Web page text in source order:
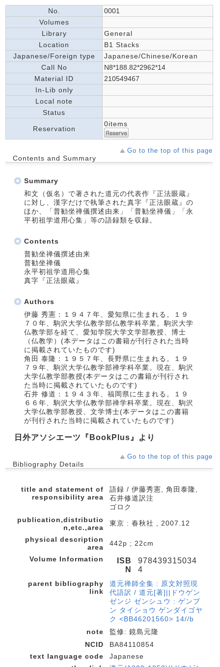
No.
0001
Volumes
Library
General
Location
B1 Stacks
Japanese/Foreign type
Japanese/Chinese/Korean
Call No
N8*188.82*2962*14
Material ID
210549467
In-Lib only
Local note
Status
Reservation
0items
Go to the top of this page
Contents and Summary
Summary
和文（仮名）で著された道元の代表作『正法眼蔵』
に対し、漢字だけで執筆された真字『正法眼蔵』の
ほか、「普勧坐禅儀撰述由来」「普勧坐禅儀」「永
平初祖学道用心集」等の語録類を収録。
Contents
普勧坐禅儀撰述由来
普勧坐禅儀
永平初祖学道用心集
真字『正法眼蔵』
Authors
伊藤 秀憲：１９４７年、愛知県に生まれる。１９
７０年、駒沢大学仏教学部仏教学科卒業。駒沢大学
仏教学部を経て、愛知学院大学文学部教授、博士
（仏教学）(本データはこの書籍が刊行された当時
に掲載されていたものです)
角田 泰隆：１９５７年、長野県に生まれる。１９
７９年、駒沢大学仏教学部禅学科卒業。現在、駒沢
大学仏教学部教授(本データはこの書籍が刊行され
た当時に掲載されていたものです)
石井 修道：１９４３年、福岡県に生まれる。１９
６６年、駒沢大学仏教学部禅学科卒業。現在、駒沢
大学仏教学部教授、文学博士(本データはこの書籍
が刊行された当時に掲載されていたものです)
日外アソシエーツ『BookPlus』より
Go to the top of this page
Bibliography Details
title and statement of
responsibility area
語録 / 伊藤秀憲, 角田泰隆,
石井修道訳注
ゴロク
publication,distributio
n,etc.,area
東京 : 春秋社 , 2007.12
physical description
area
442p ; 22cm
Volume Information
ISB
N
978439315034
4
parent bibliography
link
道元禅師全集 : 原文対照現
代語訳 / 道元[著]||ドウゲン
ゼンジ ゼンシュウ : ゲンブ
ン タイショウ ゲンダイゴヤ
ク <BB46201560> 14//b
note
監修: 鏡島元隆
NCID
BA84110854
text language code
Japanese